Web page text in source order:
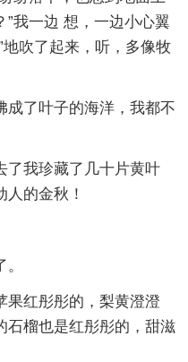
我一边 想，一边小心翼
吹了起来，听，多像牧
成了叶子的海洋，我都不
了我珍藏了几十片黄叶
的金秋！
果红彤彤的，梨黄澄澄
石榴也是红彤彤的，甜滋